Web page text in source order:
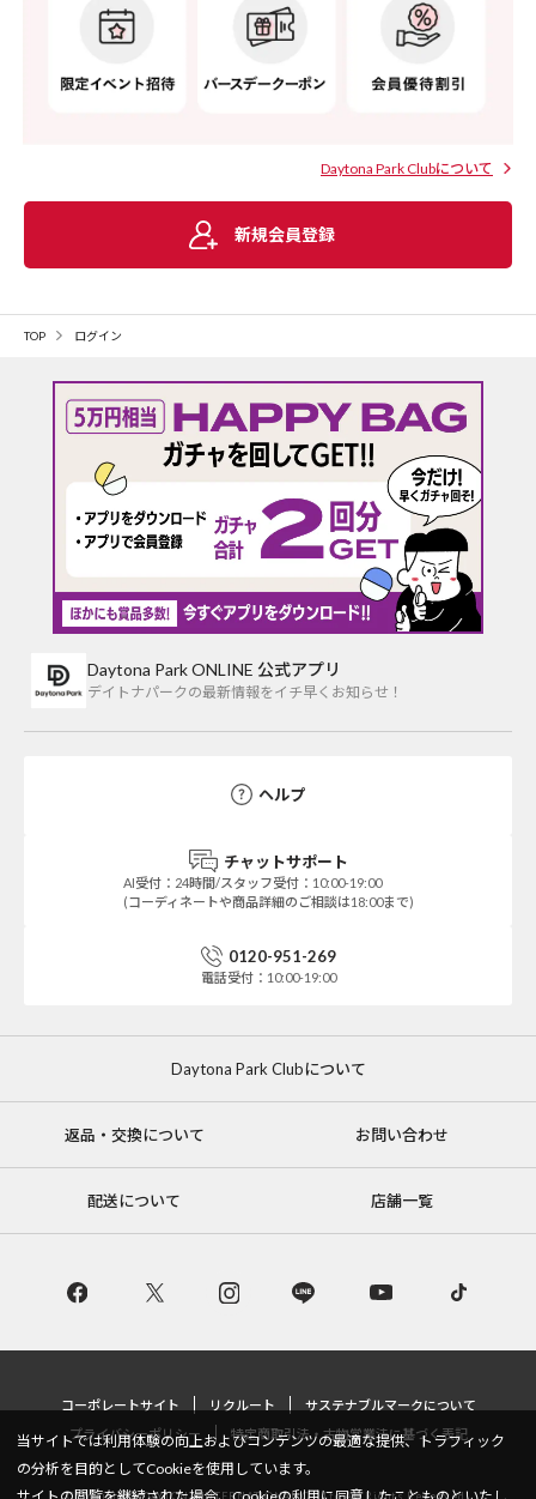
Daytona Park Clubについて
新規会員登録
TOP ログイン
Daytona Park ONLINE 公式アプリ
デイトナパークの最新情報をイチ早くお知らせ！
ヘルプ
チャットサポート
AI受付：24時間/スタッフ受付：10:00-19:00
(コーディネートや商品詳細のご相談は18:00まで)
0120-951-269
電話受付：10:00-19:00
Daytona Park Clubについて
返品・交換について お問い合わせ
配送について 店舗一覧
コーポレートサイト リクルート
サステナブルマークについて
プライバシーポリシー
特定商取引法・古物営業法に基づく表記
当サイトでは利用体験の向上およびコンテンツの最適な提供、トラフィック
の分析を目的としてCookieを使用しています。